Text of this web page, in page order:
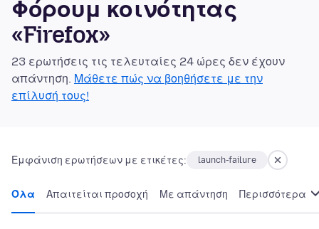
Φόρουμ κοινότητας
«Firefox»
23 ερωτήσεις τις τελευταίες 24 ώρες δεν έχουν
απάντηση. Μάθετε πώς να βοηθήσετε με την
επίλυσή τους!
Εμφάνιση ερωτήσεων με ετικέτες: launch-failure
Όλα Απαιτείται προσοχή Με απάντηση Περισσότερα